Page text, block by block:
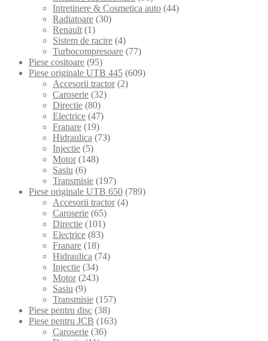
Intretinere & Cosmetica auto (44)
Radiatoare (30)
Renault (1)
Sistem de racire (4)
Turbocompresoare (77)
Piese cositoare (95)
Piese originale UTB 445 (609)
Accesorii tractor (2)
Caroserie (32)
Directie (80)
Electrice (47)
Franare (19)
Hidraulica (73)
Injectie (5)
Motor (148)
Sasiu (6)
Transmisie (197)
Piese originale UTB 650 (789)
Accesorii tractor (4)
Caroserie (65)
Directie (101)
Electrice (83)
Franare (18)
Hidraulica (74)
Injectie (34)
Motor (243)
Sasiu (9)
Transmisie (157)
Piese pentru disc (38)
Piese pentru JCB (163)
Caroserie (36)